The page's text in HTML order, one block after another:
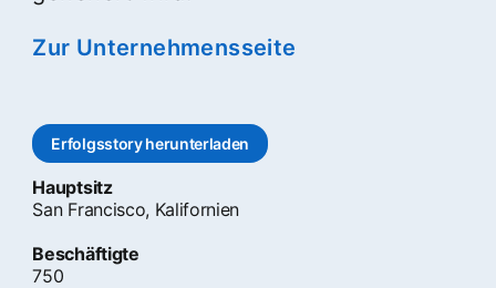
Zur Unternehmensseite
Erfolgsstory herunterladen
opens in a new tab
Hauptsitz
San Francisco, Kalifornien
Beschäftigte
750